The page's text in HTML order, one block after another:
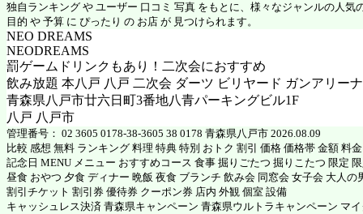
独自ランキング や ユーザー 口コミ 写真 をもとに、様々なジャンルの人気
目的 や 予算 に ぴったり の お店 が 見つけられます。
NEO DREAMS
NEODREAMS
罰ゲームドリンクもあり！二次会におすすめ
飲み放題 本八戸 八戸 二次会 ダーツ ビリヤード ガンアリーナ
青森県八戸市廿六日町3番地八青パーキングビル1F
八戸 八戸市
管理番号： 02 3605 0178-38-3605 38 0178 青森県八戸市 2026.08.09
比較 感想 無料 ランキング 料理 特典 特別 おトク 割引 価格 価格帯 金額 料
記念日 MENU メニュー おすすめコース 食事 掘りごたつ 掘りこたつ 限定
昼食 おやつ 夕食 ディナー 晩飯 夜食 ブランチ 飲み会 同窓会 女子会 大人の
割引チケット 割引券 優待券 クーポン券 店内 外観 個室 設備
キャッシュレス決済 青森県キャンペーン 青森県ウルトラキャンペーン マ